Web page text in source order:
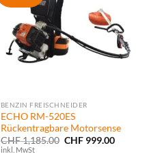
BENZIN FREISCHNEIDER
ECHO RM-520ES
Rückentragbare Motorsense
CHF1,185.00 Ursprünglicher
CHF999.00
inkl. MwSt